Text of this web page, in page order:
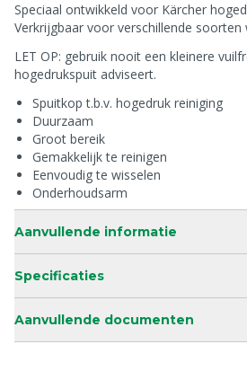
Speciaal ontwikkeld voor Kärcher
Verkrijgbaar voor verschillende soorten
LET OP: gebruik nooit een kleinere
hogedrukspuit adviseert.
Spuitkop t.b.v. hogedruk reiniging
Duurzaam
Groot bereik
Gemakkelijk te reinigen
Eenvoudig te wisselen
Onderhoudsarm
Aanvullende informatie
Specificaties
Aanvullende documenten